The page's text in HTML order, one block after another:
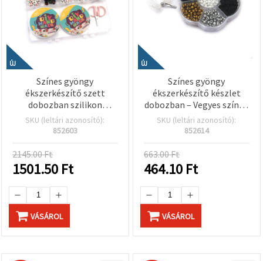
ÚJ
Színes gyöngy
ékszerkészítő szett
dobozban szilikon
gumidamillal és ollóval –
Vegyes színek – Tökéletes
kézműveskedéshez és DIY
ékszerkészítéshez
SKU (leltári azonosító):
852603
2145.00 Ft
1501.50 Ft
VÁSÁROL
ÚJ
Színes gyöngy
ékszerkészítő készlet
dobozban – Vegyes színek
– Tökéletes gyerekeknek
kreatív
ékszerkészítéshez
SKU (leltári azonosító):
852614
663.00 Ft
464.10 Ft
VÁSÁROL